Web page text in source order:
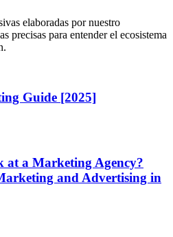
elaboradas por nuestro
precisas para entender el ecosistema
Guide [2025]
a Marketing Agency?
and Advertising in